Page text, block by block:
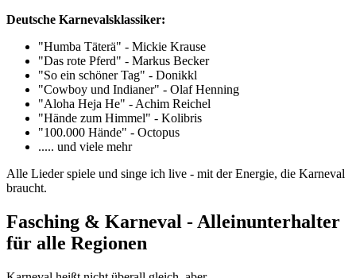
Deutsche Karnevalsklassiker:
"Humba Täterä" - Mickie Krause
"Das rote Pferd" - Markus Becker
"So ein schöner Tag" - Donikkl
"Cowboy und Indianer" - Olaf Henning
"Aloha Heja He" - Achim Reichel
"Hände zum Himmel" - Kolibris
"100.000 Hände" - Octopus
..... und viele mehr
Alle Lieder spiele und singe ich live - mit der Energie, die Karneval
braucht.
Fasching & Karneval - Alleinunterhalter
für alle Regionen